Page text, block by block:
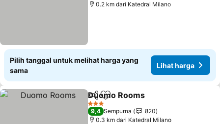
0.2 km dari Katedral Milano
Pilih tanggal untuk melihat harga yang
sama
Lihat harga
BagikanTambahkan ke favorit
Duomo Rooms
3 Bintang
9,4 Sempurna
820
0.3 km dari Katedral Milano